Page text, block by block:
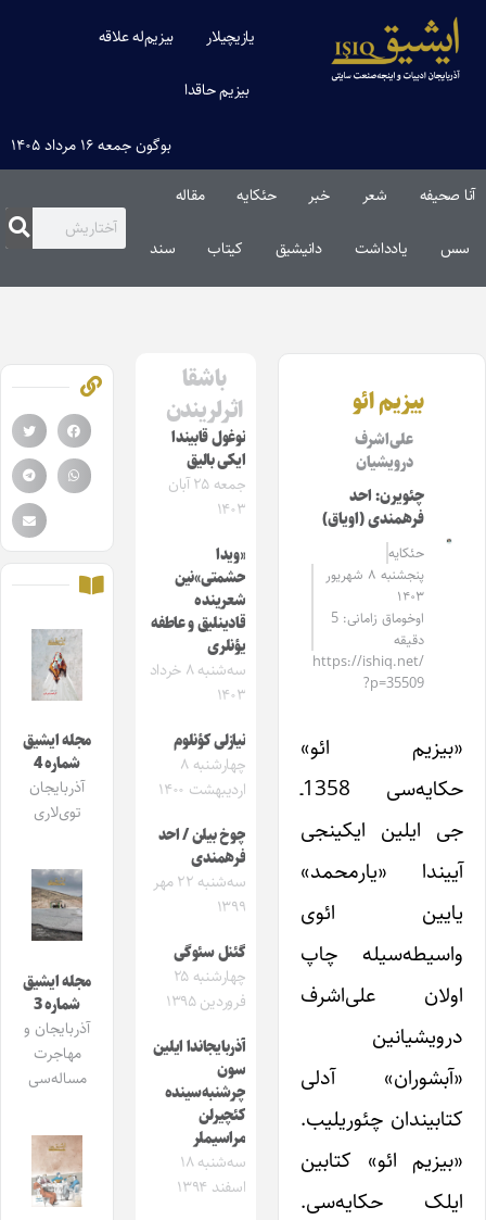
یازیچیلار بیزیم‌له علاقه
بیزیم حاقدا
بوگون جمعه ۱۶ مرداد ۱۴۰۵
آنا صحیفه شعر خبر حئکایه مقاله‌
سس یادداشت دانیشیق کیتاب سند
بیزیم ائو
علی‌اشرف
درویشیان
چئویرن: احد
فرهمندی (اویاق)
حئکایه
پنجشنبه ۸ شهریور
۱۴۰۳
اوخوماق زامانی: 5
دقیقه
https://ishiq.net/
?p=35509
«بیزیم ائو»
حکایه‌سی 1358ـ
جی ایلین ایکینجی
آییندا «یارمحمد»
یایین ائوی
واسیطه‌سیله چاپ
اولان علی‌اشرف
درویشیانین
«آبشوران»‌ آدلی
کتابیندان چئوریلیب.
«بیزیم ائو» کتابین
ایلک حکایه‌سی‌.
باشقا
اثرلریندن
نوغول قابیندا
ایکی بالیق
جمعه ۲۵ آبان
۱۴۰۳
«ویدا
حشمتی»‌نین
شعرینده
قادینلیق و عاطفه
یؤنلری
سه‌شنبه ۸ خرداد
۱۴۰۳
نیازلی کؤنلوم
چهارشنبه ۸
اردیبهشت ۱۴۰۰
چوخ بیلن / احد
فرهمندی
سه‌شنبه ۲۲ مهر
۱۳۹۹
گئنل سئوگی
چهارشنبه ۲۵
فروردین ۱۳۹۵
آذربایجاندا ایلین
سون
چرشنبه‌سینده
کئچیرلن
مراسیملر
سه‌شنبه ۱۸
اسفند ۱۳۹۴
مجله ایشیق
شماره 4
آذربایجان
توی‌لاری
مجله ایشیق
شماره 3
آذربایجان و
مهاجرت
مساله‌سی